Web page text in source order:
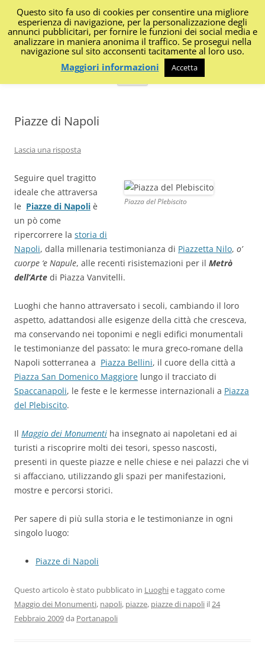
I Diari di Portanapoli
Impressioni, sapori, colori dalla regione
Vai
Piazze di Napoli
Lascia una risposta
Piazza del Plebiscito
Seguire quel tragitto
ideale che attraversa
le Piazze di Napoli è
un pò come
ripercorrere la storia di
Napoli, dalla millenaria testimonianza di Piazzetta Nilo, o’
cuorpe ‘e Napule, alle recenti risistemazioni per il Metrò
dell’Arte di Piazza Vanvitelli.
Luoghi che hanno attraversato i secoli, cambiando il loro
aspetto, adattandosi alle esigenze della città che cresceva,
ma conservando nei toponimi e negli edifici monumentali
le testimonianze del passato: le mura greco-romane della
Napoli sotterranea a Piazza Bellini, il cuore della città a
Piazza San Domenico Maggiore lungo il tracciato di
Spaccanapoli, le feste e le kermesse internazionali a Piazza
del Plebiscito.
Il Maggio dei Monumenti ha insegnato ai napoletani ed ai
turisti a riscoprire molti dei tesori, spesso nascosti,
presenti in queste piazze e nelle chiese e nei palazzi che vi
si affacciano, utilizzando gli spazi per manifestazioni,
mostre e percorsi storici.
Per sapere di più sulla storia e le testimonianze in ogni
singolo luogo:
Piazze di Napoli
Questo articolo è stato pubblicato in Luoghie taggato come
Maggio dei Monumenti, napoli, piazze, piazze di napoli il24
Febbraio 2009da Portanapoli
Questo sito fa uso di cookies per consentire una migliore
esperienza di navigazione, per la personalizzazione degli
annunci pubblicitari, per fornire le funzioni dei social media e
analizzare in maniera anonima il traffico. Se prosegui nella
navigazione sul sito acconsenti tacitamente al loro uso.
Maggiori informazioni
Accetta